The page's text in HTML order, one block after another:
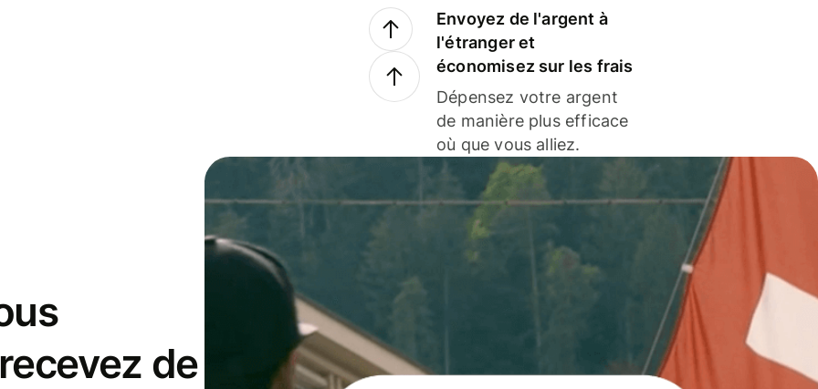
Envoyez de l'argent à
l'étranger et
économisez sur les frais
Dépensez votre argent
de manière plus efficace
où que vous alliez.
de